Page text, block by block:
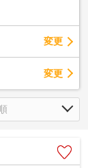
変更
変更